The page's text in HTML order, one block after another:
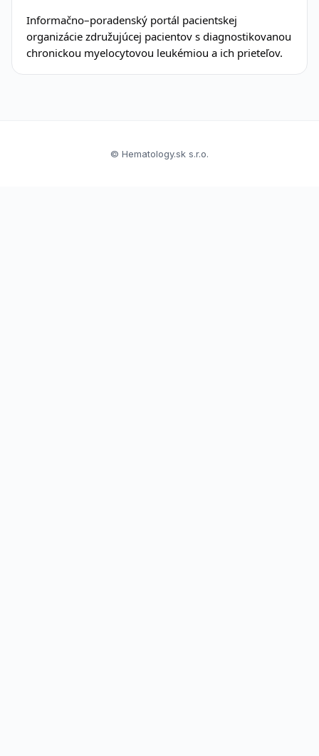
Informačno–poradenský portál pacientskej
organizácie združujúcej pacientov s diagnostikovanou
chronickou myelocytovou leukémiou a ich prieteľov.
© Hematology.sk s.r.o.